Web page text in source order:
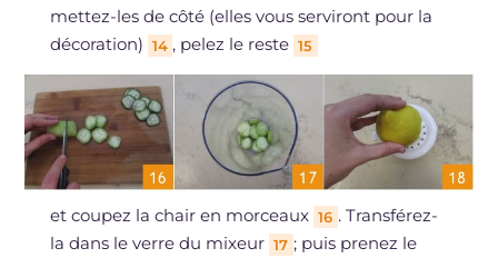
mettez-les de côté (elles vous serviront pour la
décoration) 14 , pelez le reste 15
et coupez la chair en morceaux 16 . Transférez-
la dans le verre du mixeur 17 ; puis prenez le